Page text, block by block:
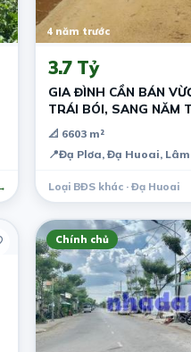
4 năm trước
3.7 Tỷ
GIA ĐÌNH CẦN BÁN
TRÁI BÓI, SANG NĂM
📐 6603 m²
📍Đạ Plơa, Đạ Huoai,
Loại BĐS khác · Đạ Huoai
Chính chủ